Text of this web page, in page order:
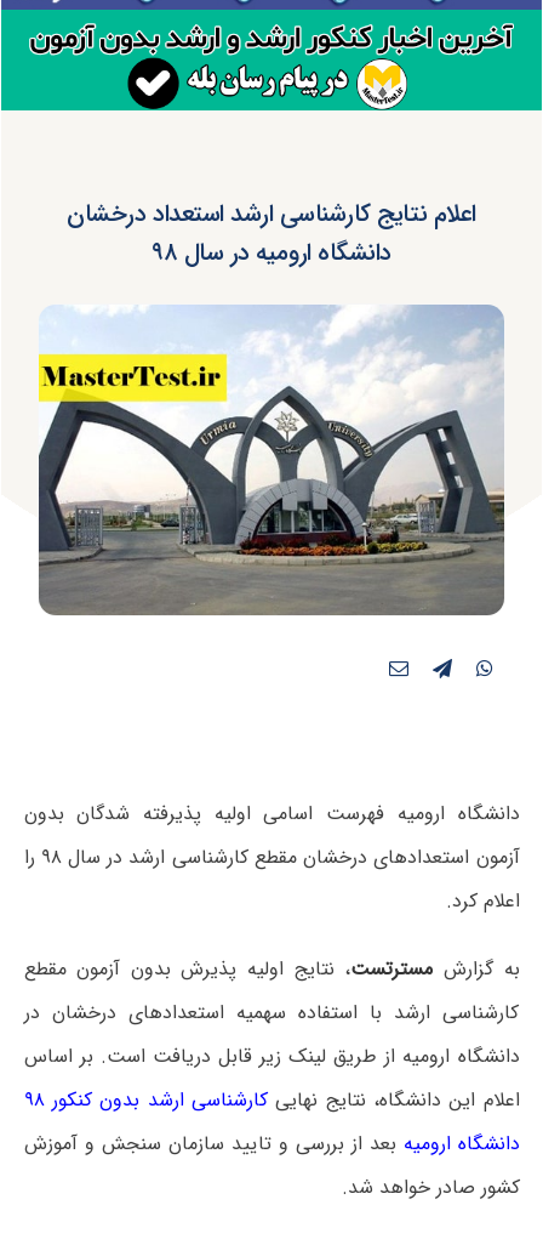
اعلام نتایج کارشناسی ارشد استعداد درخشان
دانشگاه ارومیه در سال ۹۸
دانشگاه ارومیه فهرست اسامی اولیه پذیرفته شدگان بدون
آزمون استعدادهای درخشان مقطع کارشناسی ارشد در سال ۹۸ را
اعلام کرد.
به گزارش مسترتست، نتایج اولیه پذیرش بدون آزمون مقطع
کارشناسی ارشد با استفاده سهمیه استعدادهای درخشان در
دانشگاه ارومیه از طریق لینک زیر قابل دریافت است. بر اساس
اعلام این دانشگاه، نتایج نهایی
کارشناسی ارشد بدون کنکور ۹۸
دانشگاه ارومیه بعد از بررسی و تایید سازمان سنجش و آموزش
کشور صادر خواهد شد.